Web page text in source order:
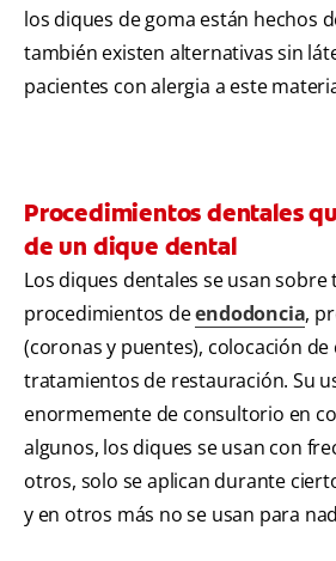
los diques de goma están hechos
también existen alternativas sin
pacientes con alergia a este
Procedimientos dentales
de un dique dental
Los diques dentales se usan sobre
procedimientos deendodoncia,
(coronas y puentes), colocación
tratamientos de restauración. Su
enormemente de consultorio en
algunos, los diques se usan con
otros, solo se aplican durante
y en otros más no se usan para